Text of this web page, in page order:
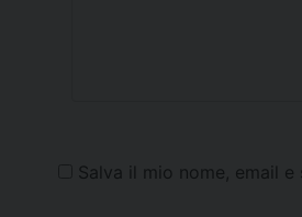
Salva il mio nome, email